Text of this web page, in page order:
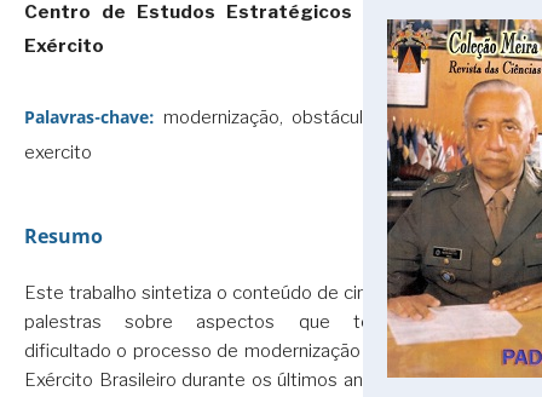
Centro de Estudos Estratégicos do
Exército
Palavras-chave: modernização, obstáculos,
exercito
Resumo
Este trabalho sintetiza o conteúdo de cinco
palestras sobre aspectos que têm
dificultado o processo de modernização do
Exército Brasileiro durante os últimos anos.